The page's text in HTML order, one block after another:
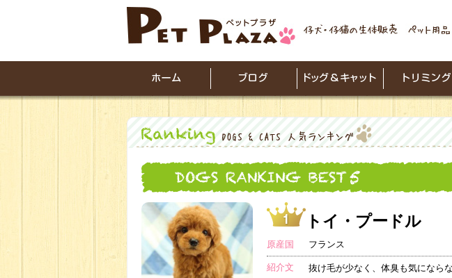
トイ・プードル
原産国 フランス
紹介文
抜け毛が少なく、体臭も気になら